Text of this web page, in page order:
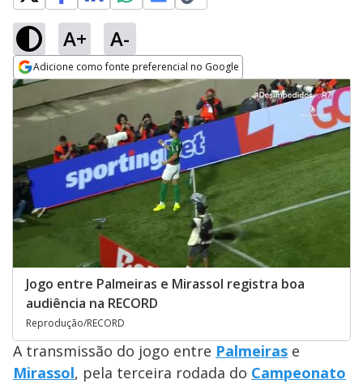
A+ A-
Adicione como fonte preferencial no Google
Opens in new window
Jogo entre Palmeiras e Mirassol registra boa
audiência na RECORD
Reprodução/RECORD
A transmissão do jogo entre Palmeiras e
Mirassol, pela terceira rodada do Campeonato